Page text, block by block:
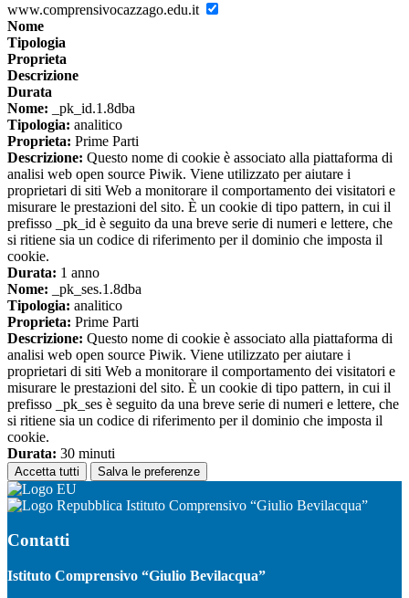
www.comprensivocazzago.edu.it
Nome
Tipologia
Proprieta
Descrizione
Durata
Nome: _pk_id.1.8dba
Tipologia: analitico
Proprieta: Prime Parti
Descrizione: Questo nome di cookie è associato alla piattaforma di
analisi web open source Piwik. Viene utilizzato per aiutare i
proprietari di siti Web a monitorare il comportamento dei visitatori e
misurare le prestazioni del sito. È un cookie di tipo pattern, in cui il
prefisso _pk_id è seguito da una breve serie di numeri e lettere, che
si ritiene sia un codice di riferimento per il dominio che imposta il
cookie.
Durata: 1 anno
Nome: _pk_ses.1.8dba
Tipologia: analitico
Proprieta: Prime Parti
Descrizione: Questo nome di cookie è associato alla piattaforma di
analisi web open source Piwik. Viene utilizzato per aiutare i
proprietari di siti Web a monitorare il comportamento dei visitatori e
misurare le prestazioni del sito. È un cookie di tipo pattern, in cui il
prefisso _pk_ses è seguito da una breve serie di numeri e lettere, che
si ritiene sia un codice di riferimento per il dominio che imposta il
cookie.
Durata: 30 minuti
Accetta tutti Salva le preferenze
Istituto Comprensivo “Giulio Bevilacqua”
Contatti
Istituto Comprensivo “Giulio Bevilacqua”